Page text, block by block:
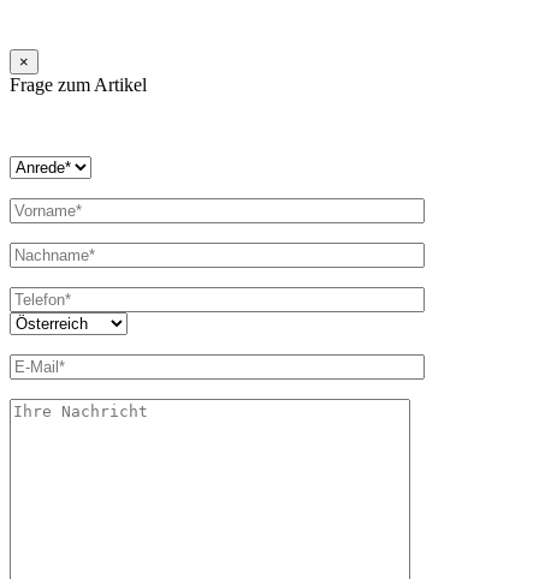
×
Frage zum Artikel